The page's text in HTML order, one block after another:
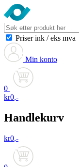
Priser ink / eks mva
Min konto
0
kr0,-
Handlekurv
kr0,-